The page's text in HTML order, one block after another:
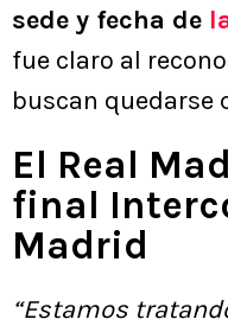
sede y fecha de
fue claro al
buscan quedarse
El Real
final
Madrid
“Estamos